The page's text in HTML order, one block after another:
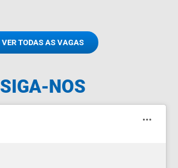
VER TODAS AS VAGAS
SIGA-NOS